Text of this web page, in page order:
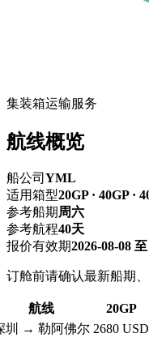
集装箱运输服务
航线概览
船公司 YML
适用箱型20GP · 40GP ·
参考船期周六
参考航程40天
报价有效期2026-08-08
订舱前请确认最新船期、
航线 20GP
圳 → 勒阿佛尔 2680 USD